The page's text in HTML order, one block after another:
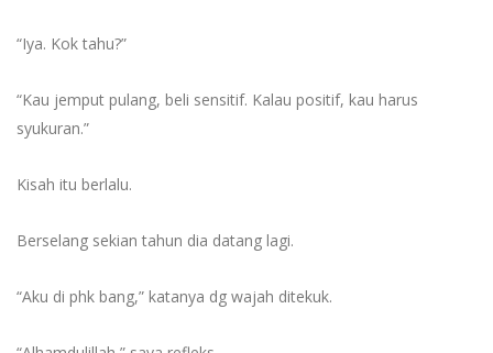
“Iya. Kok tahu?”
“Kau jemput pulang, beli sensitif. Kalau positif, kau harus
syukuran.”
Kisah itu berlalu.
Berselang sekian tahun dia datang lagi.
“Aku di phk bang,” katanya dg wajah ditekuk.